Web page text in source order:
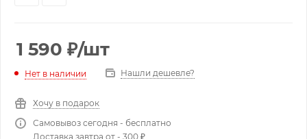
1 590 ₽/шт
Нет в наличии Нашли дешевле?
Хочу в подарок
Самовывоз сегодня - бесплатно
Доставка завтра от - 300 ₽